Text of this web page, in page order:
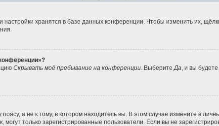
хранятся в базе данных конференции. Чтобы изменить их,
Скрывать моё пребывание на конференции . Выберите Да , и вы
а не к тому, в котором находитесь вы. В этом случае измените в
могут только зарегистрированные пользователи. Если вы не